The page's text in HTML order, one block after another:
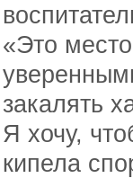
«Это
закалять
Я хочу,
кипела